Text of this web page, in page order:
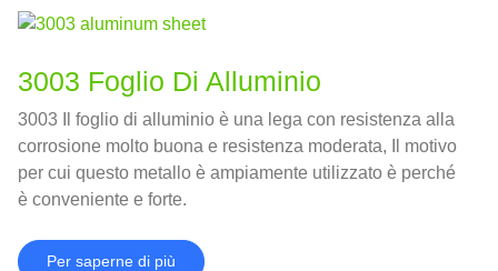
3003 Foglio Di Alluminio
3003 Il foglio di alluminio è una lega con resistenza alla
corrosione molto buona e resistenza moderata, Il motivo
per cui questo metallo è ampiamente utilizzato è perché
è conveniente e forte.
Per saperne di più